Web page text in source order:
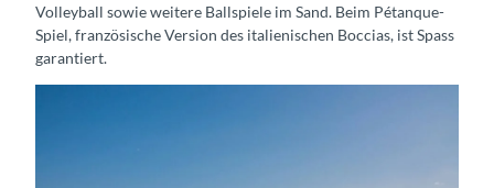
Volleyball sowie weitere Ballspiele im Sand. Beim Pétanque-
Spiel, französische Version des italienischen Boccias, ist Spass
garantiert.